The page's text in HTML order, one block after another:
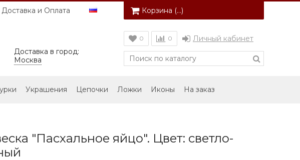
Доставка и Оплата Корзина (…)
Доставка в город:
Москва
0 0 Личный кабинет
Украшения Цепочки Ложки Иконы На заказ
"Пасхальное яйцо". Цвет: светло-